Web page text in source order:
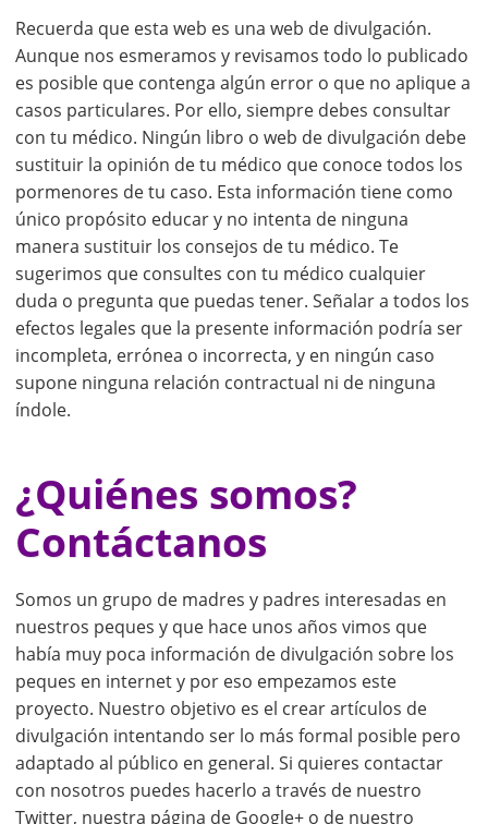
Recuerda que esta web es una web de divulgación.
Aunque nos esmeramos y revisamos todo lo publicado
es posible que contenga algún error o que no aplique a
casos particulares. Por ello, siempre debes consultar
con tu médico. Ningún libro o web de divulgación debe
sustituir la opinión de tu médico que conoce todos los
pormenores de tu caso. Esta información tiene como
único propósito educar y no intenta de ninguna
manera sustituir los consejos de tu médico. Te
sugerimos que consultes con tu médico cualquier
duda o pregunta que puedas tener. Señalar a todos los
efectos legales que la presente información podría ser
incompleta, errónea o incorrecta, y en ningún caso
supone ninguna relación contractual ni de ninguna
índole.
¿Quiénes somos?
Contáctanos
Somos un grupo de madres y padres interesadas en
nuestros peques y que hace unos años vimos que
había muy poca información de divulgación sobre los
peques en internet y por eso empezamos este
proyecto. Nuestro objetivo es el crear artículos de
divulgación intentando ser lo más formal posible pero
adaptado al público en general. Si quieres contactar
con nosotros puedes hacerlo a través de nuestro
Twitter, nuestra página de Google+ o de nuestro